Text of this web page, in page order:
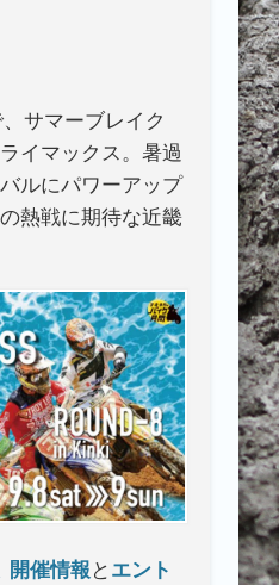
サマーブレイク
イマックス。暑過
ルにパワーアップ
熱戦に期待な近畿
開催情報とエント